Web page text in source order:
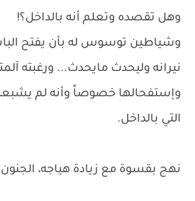
وهل تقصده وتعلم أنه بالداخل؟!
وشياطين توسوس له بأن يفتح
نيرانه وليحدث مايحدث... ورغبته
وإستفحالها خصوصاً وأنه لم
التي بالداخل.
نهج بقسوة مع زيادة هياجه،